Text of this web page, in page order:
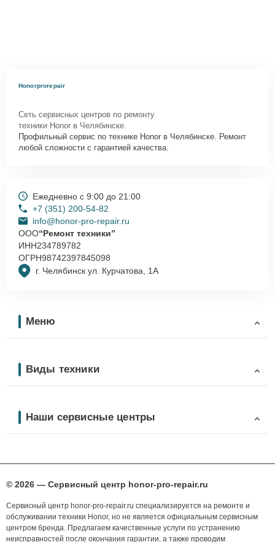
Honorprorepair
Сеть сервисных центров по ремонту
техники Honor в Челябинске.
Профильный сервис по технике Honor в Челябинске. Ремонт
любой сложности с гарантией качества.
г. Челябинск ул. Курчатова, 1А
Ежедневно с 9:00 до 21:00
+7 (351) 200-54-82
info@honor-pro-repair.ru
ООО“Ремонт техники”
ИНН234789782
ОГРН98742397845098
Меню
Виды техники
Наши сервисные центры
© 2026 — Сервисный центр honor-pro-repair.ru
Сервисный центр honor-pro-repair.ru специализируется на ремонте и
обслуживании техники Honor, но не является официальным сервисным
центром бренда. Предлагаем качественные услуги по устранению
неисправностей после окончания гарантии, а также проводим